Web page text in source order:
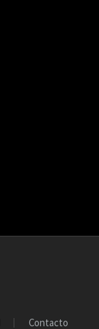
Contacto